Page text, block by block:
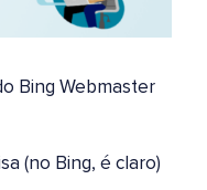
Bing Webmaster
(no Bing, é claro)